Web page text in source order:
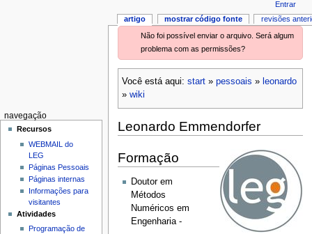
Não foi possível enviar o arquivo. Será algum
problema com as permissões?
Você está aqui: start» pessoais » leonardo
» wiki
Leonardo Emmendorfer
Formação
Doutor em
Métodos
Numéricos em
Engenharia -
artigo mostrar código fonte revisões
Entrar
navegação
Recursos
WEBMAIL do
LEG
Páginas Pessoais
Páginas internas
Informações para
visitantes
Atividades
Programação de